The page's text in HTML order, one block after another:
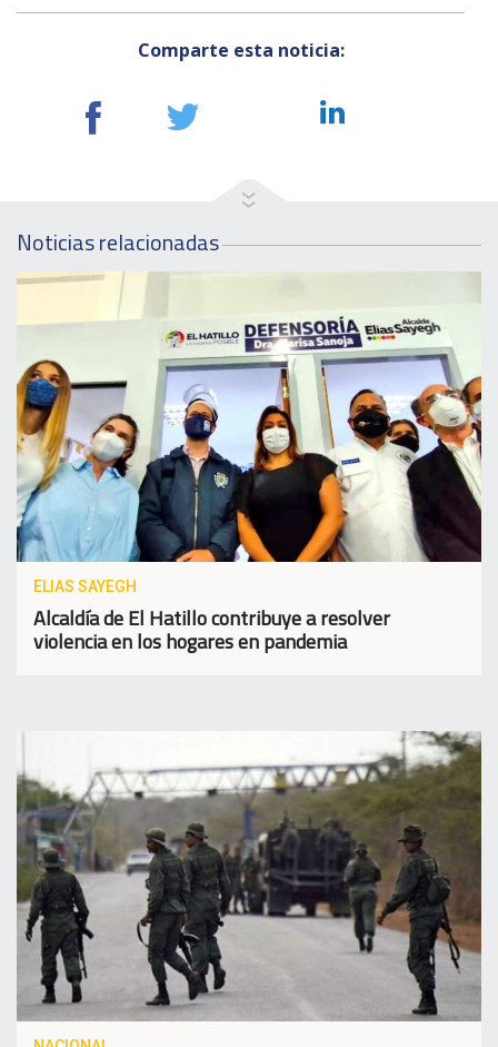
Comparte esta noticia:
Noticias relacionadas
ELIAS SAYEGH
Alcaldía de El Hatil­lo contribuye a reso­lver
violencia en los hogares en pandemia